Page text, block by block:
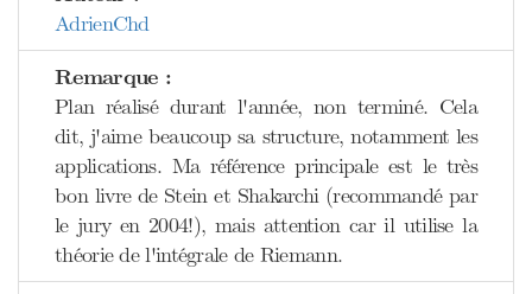
AdrienChd
Remarque :
Plan réalisé durant l'année, non terminé. Cela
dit, j'aime beaucoup sa structure, notamment les
applications. Ma référence principale est le très
bon livre de Stein et Shakarchi (recommandé par
le jury en 2004!), mais attention car il utilise la
théorie de l'intégrale de Riemann.